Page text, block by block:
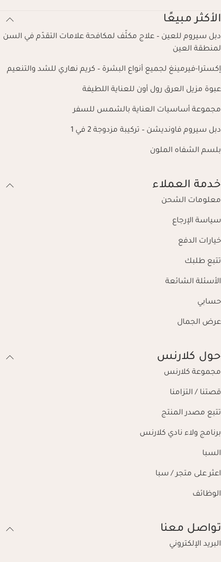
الأكثر مبيعًا
دبل سيروم للعين – علاج مكثّف لمكافحة علامات التقدّم في السن
لمنطقة العين
إكسترا-فيرمينغ لجميع أنواع البشرة – كريم نهاري للشد والتنعيم
عبوة مزيل العرق رول أون للعناية اللطيفة
مجموعة أساسيات العناية بالشمس للسفر
دبل سيروم فاونديشن – تركيبة مزدوجة 2 في 1
بلسم الشفاه الملون
خدمة العملاء
معلومات الشحن
سياسة الإرجاع
خيارات الدفع
تتبع طلبك
الأسئلة الشائعة
حسابي
عرض الجمال
حول كلارنس
مجموعة كلارنس
قصتنا / التزامنا
تتبع مصدر المنتج
برنامج ولاء نادي كلارنس
السبا
اعثر على متجر / سبا
الوظائف
تواصل معنا
البريد الإلكتروني